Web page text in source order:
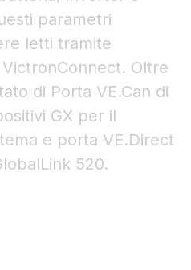
parametri
letti tramite
Oltre
di Porta VE.Can di
GX per il
e porta VE.Direct
520.